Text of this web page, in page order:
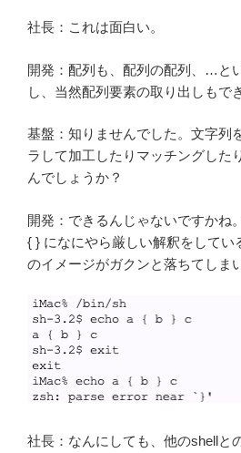
社長：これは面白い。
開発：配列も、配列の配列、…と
し、当然配列要素の取り出しもで
基盤：知りませんでした。文字列
ラして加工したりマッチングした
んでしょうか？
開発：できるんじゃないですかね
{ } になにやら厳しい解釈をしてい
のイメージがガクンと落ちてしま
社長：なんにしても、他のshellと